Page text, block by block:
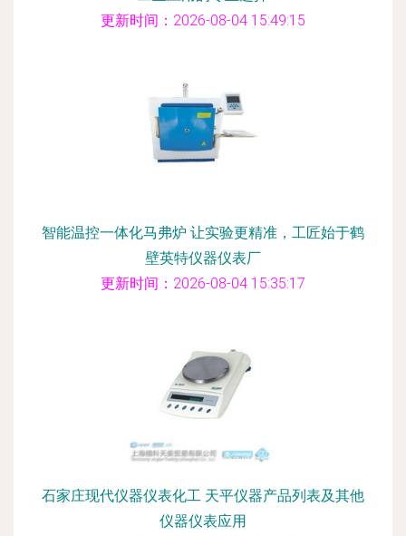
更新时间：2026-08-04 15:49:15
智能温控一体化马弗炉 让实验更精准，工匠始于鹤
壁英特仪器仪表厂
更新时间：2026-08-04 15:35:17
石家庄现代仪器仪表化工 天平仪器产品列表及其他
仪器仪表应用